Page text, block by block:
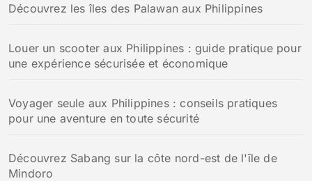
Découvrez les îles des Palawan aux Philippines
Louer un scooter aux Philippines : guide pratique pour
une expérience sécurisée et économique
Voyager seule aux Philippines : conseils pratiques
pour une aventure en toute sécurité
Découvrez Sabang sur la côte nord-est de l'île de
Mindoro